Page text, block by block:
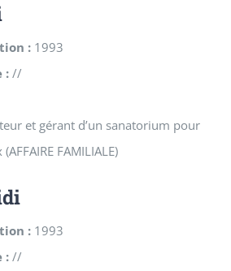
: 1993
: //
et gérant d’un sanatorium pour
FAMILIALE)
: 1993
: //